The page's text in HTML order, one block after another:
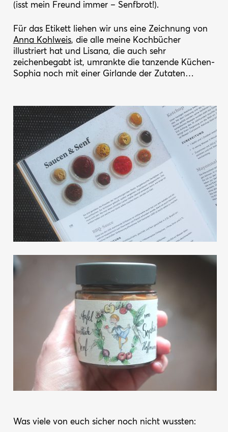
(isst mein Freund immer – Senfbrot!).
Für das Etikett liehen wir uns eine Zeichnung von
Anna Kohlweis, die alle meine Kochbücher
illustriert hat und Lisana, die auch sehr
zeichenbegabt ist, umrankte die tanzende Küchen-
Sophia noch mit einer Girlande der Zutaten…
Was viele von euch sicher noch nicht wussten: